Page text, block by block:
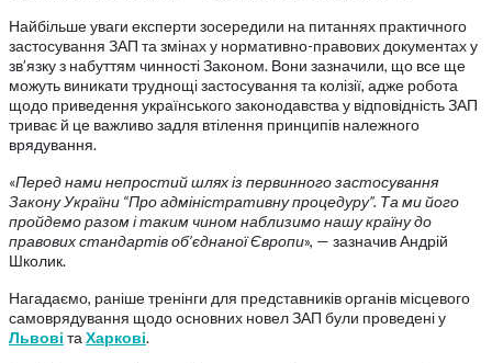
Найбільше уваги експерти зосередили на питаннях практичного
застосування ЗАП та змінах у нормативно-правових документах у
зв’язку з набуттям чинності Законом. Вони зазначили, що все ще
можуть виникати труднощі застосування та колізії, адже робота
щодо приведення українського законодавства у відповідність ЗАП
триває й це важливо задля втілення принципів належного
врядування.
«Перед нами непростий шлях із первинного застосування
Закону України “Про адміністративну процедуру”. Та ми його
пройдемо разом і таким чином наблизимо нашу країну до
правових стандартів об’єднаної Європи», — зазначив Андрій
Школик.
Нагадаємо, раніше тренінги для представників органів місцевого
самоврядування щодо основних новел ЗАП були проведені у
Львові та Харкові.